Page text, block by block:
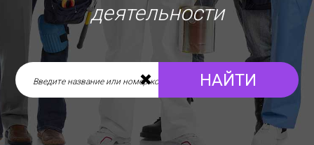
деятельности
НАЙТИ